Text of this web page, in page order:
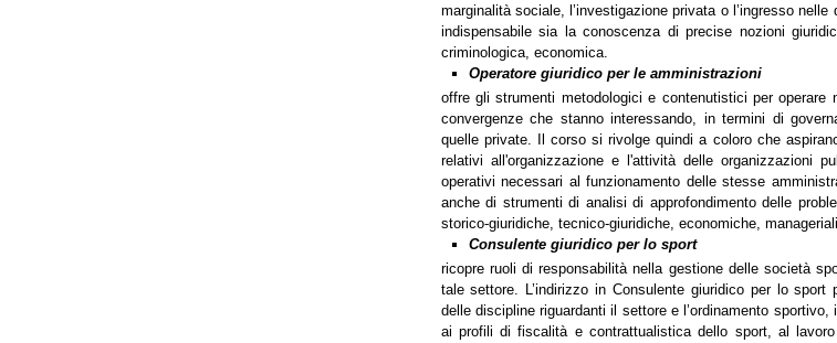
marginalità sociale, l’investigazione privata o l’ingresso
indispensabile sia la conoscenza di precise nozioni
criminologica, economica.
Operatore giuridico per le amministrazioni
offre gli strumenti metodologici e contenutistici per
convergenze che stanno interessando, in termini di
quelle private. Il corso si rivolge quindi a coloro che
relativi all'organizzazione e l'attività delle organizzazioni
operativi necessari al funzionamento delle stesse
anche di strumenti di analisi di approfondimento delle
storico-giuridiche, tecnico-giuridiche, economiche,
Consulente giuridico per lo sport
ricopre ruoli di responsabilità nella gestione delle società
tale settore. L’indirizzo in Consulente giuridico per lo
delle discipline riguardanti il settore e l’ordinamento
ai profili di fiscalità e contrattualistica dello sport, al